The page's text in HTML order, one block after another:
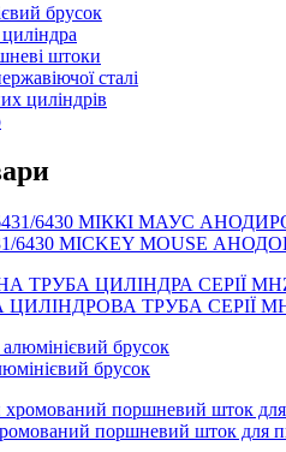
брусок
штоки
сталі
циліндрів
6430 MICKEY MOUSE
ТРУБА СЕРІЇ
брусок
поршневий шток для